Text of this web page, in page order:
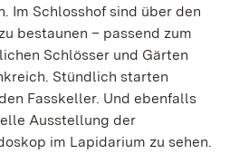
Im Schlosshof sind über den
bestaunen – passend zum
Schlösser und Gärten
Stündlich starten
Fasskeller. Und ebenfalls
Ausstellung der
im Lapidarium zu sehen.